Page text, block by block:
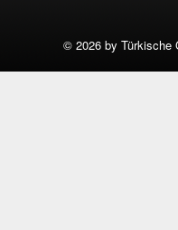
© 2026 by Türkische